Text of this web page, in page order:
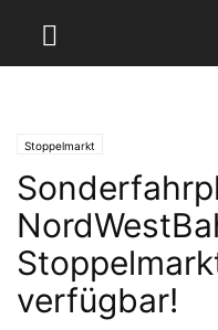
Stoppelmarkt
verfügbar!